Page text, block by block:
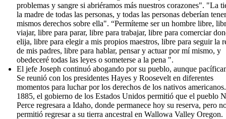
problemas y sangre si abriéramos más nuestros corazones". "La
la madre de todas las personas, y todas las personas deberían
mismos derechos sobre ella". “Permíteme ser un hombre libre,
viajar, libre para parar, libre para trabajar, libre para comerciar
elija, libre para elegir a mis propios maestros, libre para seguir la
de mis padres, libre para hablar, pensar y actuar por mí mismo, y
obedeceré todas las leyes o someterse a la pena ".
El jefe Joseph continuó abogando por su pueblo, aunque
Se reunió con los presidentes Hayes y Roosevelt en diferentes
momentos para luchar por los derechos de los nativos
1885, el gobierno de los Estados Unidos permitió que el pueblo
Perce regresara a Idaho, donde permanece hoy su reserva, pero
permitió regresar a su tierra ancestral en Wallowa Valley Oregon.